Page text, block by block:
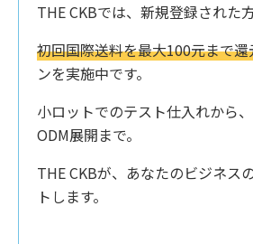
THE CKBでは、新規登録された
初回国際送料を最大100元まで還
ンを実施中です。
小ロットでのテスト仕入れから
ODM展開まで。
THE CKBが、あなたのビジネス
トします。